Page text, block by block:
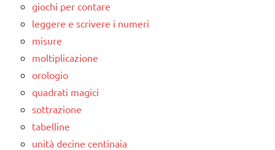
giochi per contare
leggere e scrivere i numeri
misure
moltiplicazione
orologio
quadrati magici
sottrazione
tabelline
unità decine centinaia